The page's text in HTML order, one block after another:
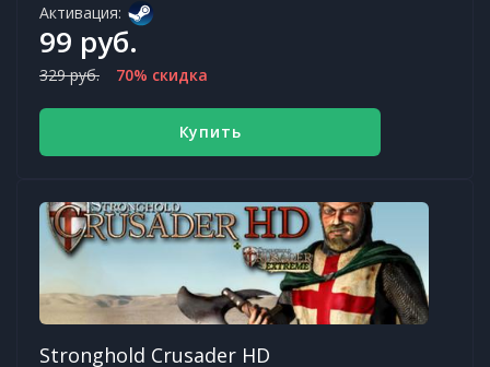
Активация:
99 руб.
329 руб. 70% скидка
Купить
Stronghold Crusader HD